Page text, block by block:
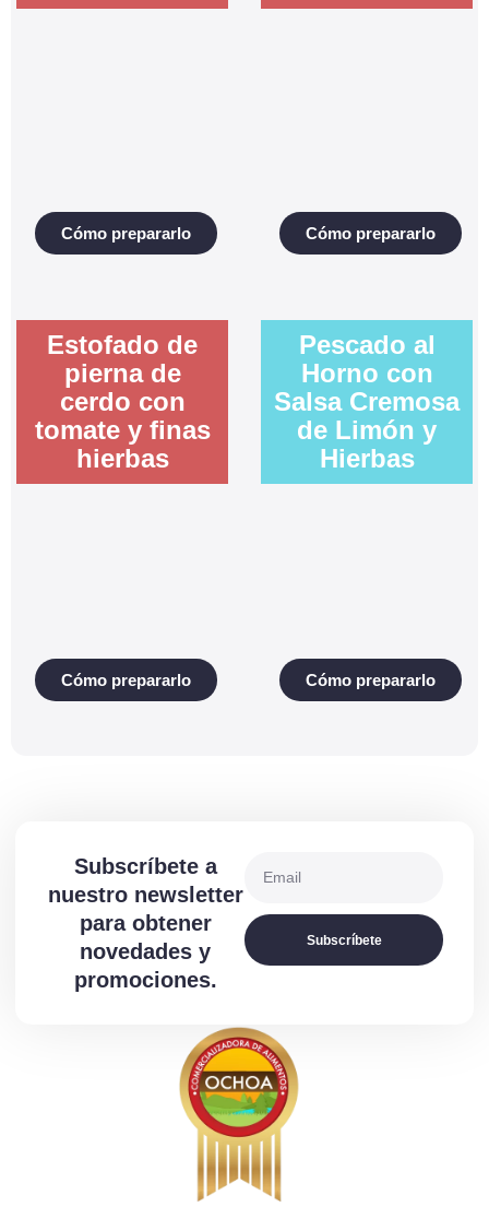
Cómo prepararlo Cómo prepararlo
Estofado de
pierna de
cerdo con
tomate y finas
hierbas
Cómo prepararlo
Pescado al
Horno con
Salsa Cremosa
de Limón y
Hierbas
Cómo prepararlo
Subscríbete a
nuestro newsletter
para obtener
novedades y
promociones.
Subscríbete